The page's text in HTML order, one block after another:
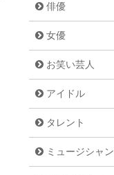
俳優
女優
お笑い芸人
アイドル
タレント
ミュージシャン